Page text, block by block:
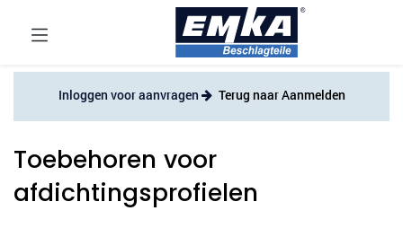
Inloggen voor aanvragen Terug naar Aanmelden
Toebehoren voor
afdichtingsprofielen